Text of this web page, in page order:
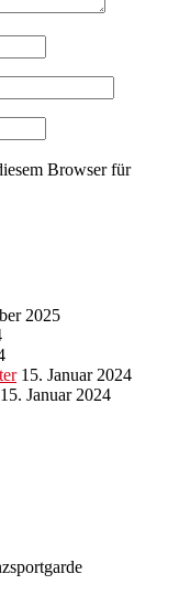
Browser für
2025
15. Januar 2024
15. Januar 2024